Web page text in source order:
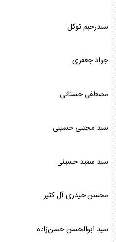
سیدرحیم توکل
جواد جعفری
مصطفی حسناتی
سید مجتبی حسینی
سید سعید حسینی
محسن حیدری آل کثیر
سید ابوالحسن حسن‌زاده